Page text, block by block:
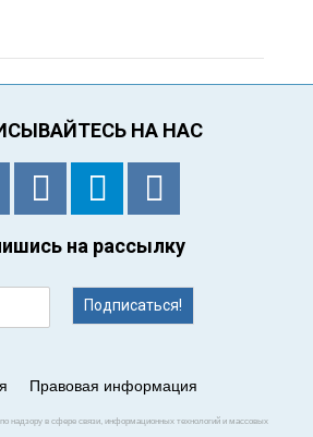
НА НАС
на рассылку
Подписаться!
Правовая информация
надзору в сфере связи, информационных технологий и массовых